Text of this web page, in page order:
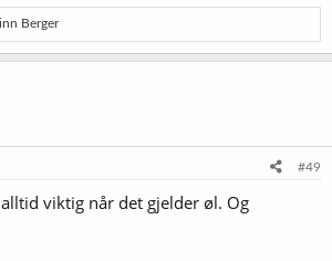
Berger
#49
viktig når det gjelder øl. Og